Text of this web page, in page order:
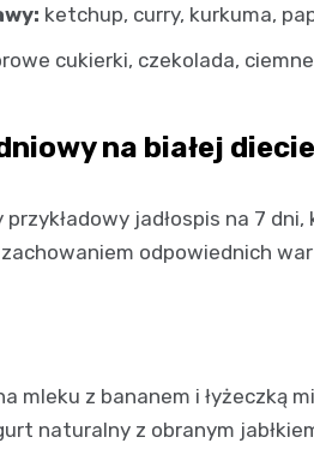
ketchup, curry, kurkuma,
cukierki, czekolada,
na białej diecie
jadłospis na 7
odpowiednich
mleku z bananem i łyżeczką
naturalny z obranym